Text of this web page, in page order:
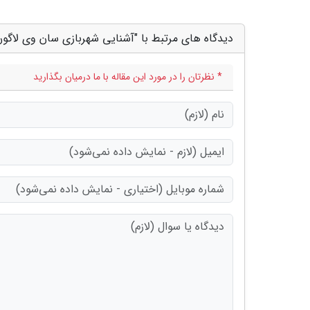
دیدگاه های مرتبط با "آشنایی شهربازی سان وی
* نظرتان را در مورد این مقاله با ما درمیان بگذارید